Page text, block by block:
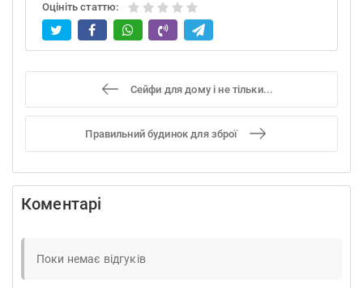
Оцініть статтю:
Сейфи для дому і не тільки...
Правильний будинок для зброї
Коментарі
Поки немає відгуків